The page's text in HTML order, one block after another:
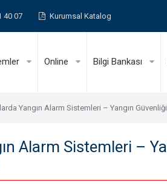
40 07 Kurumsal Katalog
Online Bilgi Bankası
Yangın Alarm Sistemleri – Yangın
Alarm Sistemleri –